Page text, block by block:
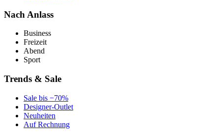
Nach Anlass
Business
Freizeit
Abend
Sport
Trends & Sale
Sale bis −70%
Designer-Outlet
Neuheiten
Auf Rechnung